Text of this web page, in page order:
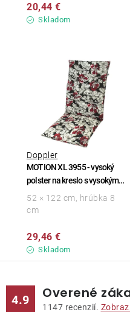
Skladom
20,44 €
MOTION XL 3955 - vysoký
polster na kreslo s vysokým
operadlom
Doppler
Skladom
29,46 €
52 × 122 cm, hrúbka 8
cm
4.9 Overené
1147 recenzií.